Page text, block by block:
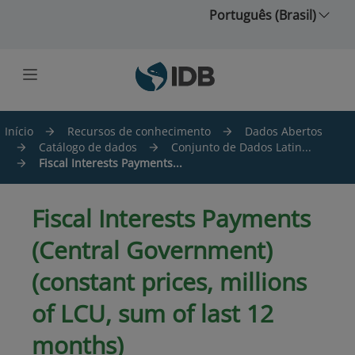
Português (Brasil)
Início Recursos de conhecimento
Dados Abertos
Catálogo de dados
Conjunto de Dados Latin...
Fiscal Interests Payments...
Fiscal Interests Payments
(Central Government)
(constant prices, millions
of LCU, sum of last 12
months)